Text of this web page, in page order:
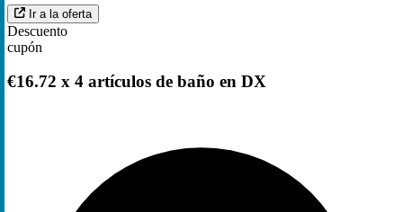
Ir a la oferta
Descuento
cupón
€16.72 x 4 artículos de baño en DX